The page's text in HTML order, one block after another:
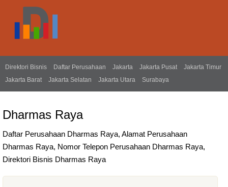
Direktori Bisnis Daftar Perusahaan Jakarta Jakarta Pusat
Jakarta Timur
Jakarta Barat
Jakarta Selatan Jakarta Utara Surabaya
Dharmas Raya
Daftar Perusahaan Dharmas Raya, Alamat Perusahaan
Dharmas Raya, Nomor Telepon Perusahaan Dharmas Raya,
Direktori Bisnis Dharmas Raya